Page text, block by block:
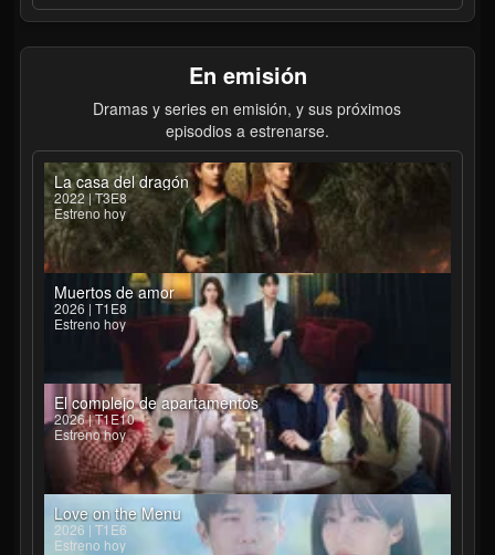
En emisión
Dramas y series en emisión, y sus próximos
episodios a estrenarse.
La casa del dragón
2022 | T3E8
Estreno hoy
Muertos de amor
2026 | T1E8
Estreno hoy
El complejo de apartamentos
2026 | T1E10
Estreno hoy
Love on the Menu
2026 | T1E6
Estreno hoy